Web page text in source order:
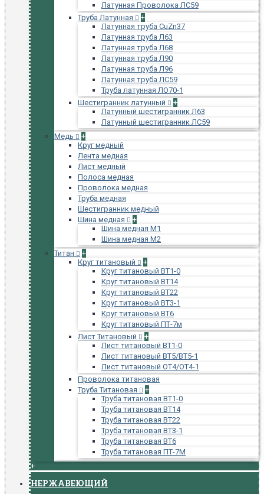
Латунная Проволока ЛС59
Труба Латунная
+
Латунная труба CuZn37
Латунная труба Л63
Латунная труба Л68
Латунная труба Л90
Латунная труба Л96
Латунная труба ЛС59
Труба латунная ЛО70-1
Шестигранник латунный
+
Латунный шестигранник Л63
Латунный шестигранник ЛС59
Медь
+
Круг медный
Лента медная
Лист медный
Полоса медная
Проволока медная
Труба медная
Шестигранник медный
Шина медная
+
Шина медная М1
Шина медная М2
Титан
+
Круг титановый
+
Круг титановый ВТ1-0
Круг титановый ВТ14
Круг титановый ВТ22
Круг титановый ВТ3-1
Круг титановый ВТ6
Круг титановый ПТ-7м
Лист Титановый
+
Лист титановый ВТ1-0
Лист титановый ВТ5/ВТ5-1
Лист титановый ОТ4/ОТ4-1
Проволока титановая
Труба Титановая
+
Труба титановая ВТ1-0
Труба титановая ВТ14
Труба титановая ВТ22
Труба титановая ВТ3-1
Труба титановая ВТ6
Труба титановая ПТ-7М
+
НЕРЖАВЕЮЩИЙ